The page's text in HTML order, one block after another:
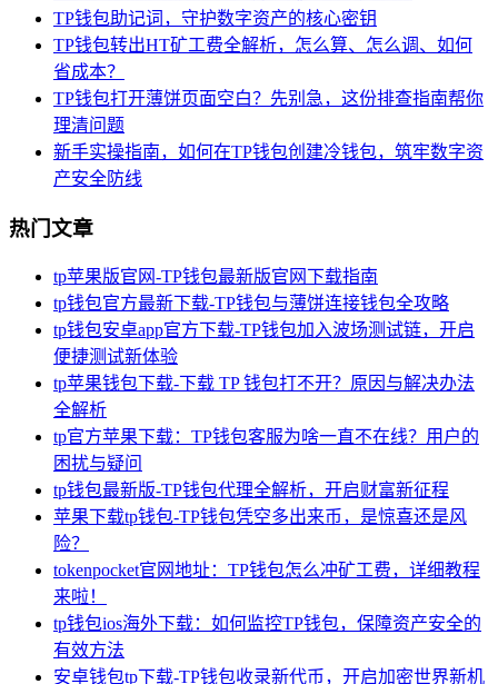
TP钱包助记词，守护数字资产的核心密钥
TP钱包转出HT矿工费全解析，怎么算、怎么调、如何
省成本？
TP钱包打开薄饼页面空白？先别急，这份排查指南帮你
理清问题
新手实操指南，如何在TP钱包创建冷钱包，筑牢数字资
产安全防线
热门文章
tp苹果版官网-TP钱包最新版官网下载指南
tp钱包官方最新下载-TP钱包与薄饼连接钱包全攻略
tp钱包安卓app官方下载-TP钱包加入波场测试链，开启
便捷测试新体验
tp苹果钱包下载-下载 TP 钱包打不开？原因与解决办法
全解析
tp官方苹果下载：TP钱包客服为啥一直不在线？用户的
困扰与疑问
tp钱包最新版-TP钱包代理全解析，开启财富新征程
苹果下载tp钱包-TP钱包凭空多出来币，是惊喜还是风
险？
tokenpocket官网地址：TP钱包怎么冲矿工费，详细教程
来啦！
tp钱包ios海外下载：如何监控TP钱包，保障资产安全的
有效方法
安卓钱包tp下载-TP钱包收录新代币，开启加密世界新机